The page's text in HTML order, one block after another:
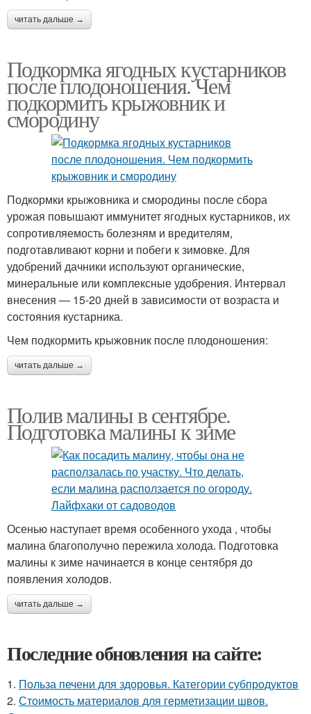
читать дальше →
Подкормка ягодных кустарников
после плодоношения. Чем
подкормить крыжовник и
смородину
Подкормки крыжовника и смородины после сбора
урожая повышают иммунитет ягодных кустарников, их
сопротивляемость болезням и вредителям,
подготавливают корни и побеги к зимовке. Для
удобрений дачники используют органические,
минеральные или комплексные удобрения. Интервал
внесения — 15-20 дней в зависимости от возраста и
состояния кустарника.
Чем подкормить крыжовник после плодоношения:
читать дальше →
Полив малины в сентябре.
Подготовка малины к зиме
Осенью наступает время особенного ухода , чтобы
малина благополучно пережила холода. Подготовка
малины к зиме начинается в конце сентября до
появления холодов.
читать дальше →
Последние обновления на сайте:
1. Польза печени для здоровья. Категории субпродуктов
2. Стоимость материалов для герметизации швов.